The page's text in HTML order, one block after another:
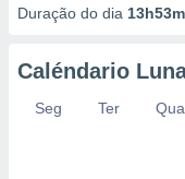
Duração do dia 13h53m
Caléndario
Seg Ter Qua